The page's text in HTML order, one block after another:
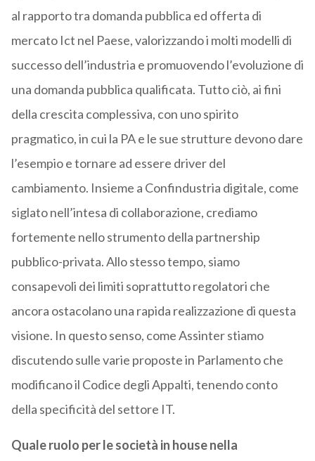
al rapporto tra domanda pubblica ed offerta di
mercato Ict nel Paese, valorizzando i molti modelli di
successo dell’industria e promuovendo l’evoluzione di
una domanda pubblica qualificata. Tutto ciò, ai fini
della crescita complessiva, con uno spirito
pragmatico, in cui la PA e le sue strutture devono dare
l’esempio e tornare ad essere driver del
cambiamento. Insieme a Confindustria digitale, come
siglato nell’intesa di collaborazione, crediamo
fortemente nello strumento della partnership
pubblico-privata. Allo stesso tempo, siamo
consapevoli dei limiti soprattutto regolatori che
ancora ostacolano una rapida realizzazione di questa
visione. In questo senso, come Assinter stiamo
discutendo sulle varie proposte in Parlamento che
modificano il Codice degli Appalti, tenendo conto
della specificità del settore IT.
Quale ruolo per le società in house nella